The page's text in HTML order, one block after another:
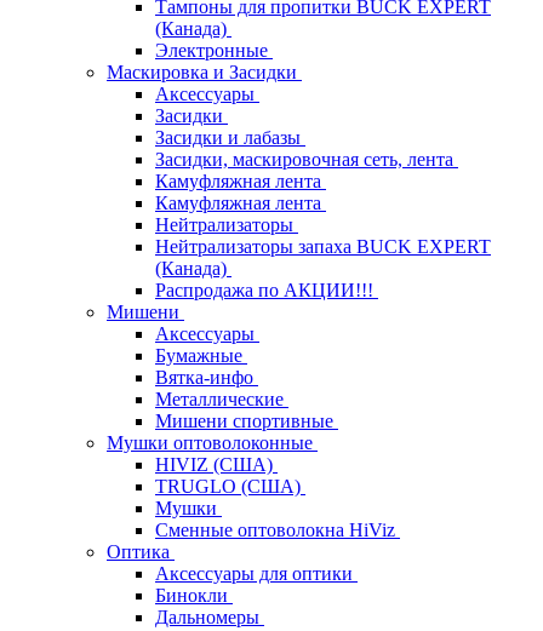
Тампоны для пропитки BUCK EXPERT
(Канада)
Электронные
Маскировка и Засидки
Аксессуары
Засидки
Засидки и лабазы
Засидки, маскировочная сеть, лента
Камуфляжная лента
Камуфляжная лента
Нейтрализаторы
Нейтрализаторы запаха BUCK EXPERT
(Канада)
Распродажа по АКЦИИ!!!
Мишени
Аксессуары
Бумажные
Вятка-инфо
Металлические
Мишени спортивные
Мушки оптоволоконные
HIVIZ (США)
TRUGLO (США)
Мушки
Сменные оптоволокна HiViz
Оптика
Аксессуары для оптики
Бинокли
Дальномеры